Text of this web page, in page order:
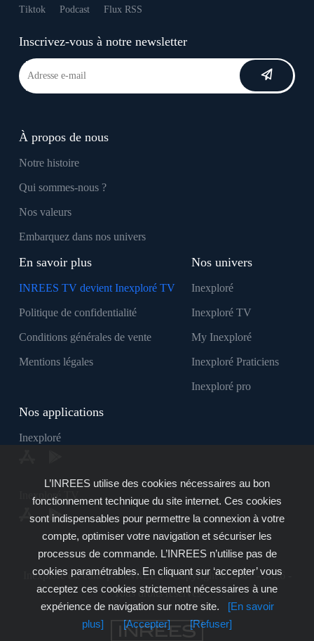
Tiktok Podcast Flux RSS
Inscrivez-vous à notre newsletter
À propos de nous
Notre histoire
Qui sommes-nous ?
Nos valeurs
Embarquez dans nos univers
En savoir plus
INREES TV devient Inexploré TV
Politique de confidentialité
Conditions générales de vente
Mentions légales
Nos univers
Inexploré
Inexploré TV
My Inexploré
Inexploré Praticiens
Inexploré pro
Nos applications
Inexploré
Inexploré TV
Inexploré est édité par INREES - Copyright © 2007 - 2026 -
Tous droits réservés
L’INREES utilise des cookies nécessaires au bon
fonctionnement technique du site internet. Ces cookies
sont indispensables pour permettre la connexion à votre
compte, optimiser votre navigation et sécuriser les
processus de commande. L’INREES n’utilise pas de
cookies paramétrables. En cliquant sur ‘accepter’ vous
acceptez ces cookies strictement nécessaires à une
expérience de navigation sur notre site.
[En savoir
plus]
[Accepter] [Refuser]